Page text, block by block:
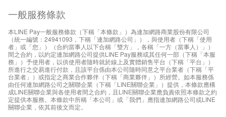
一般服務條款
本LINE Pay一般服務條款（下稱「本條款」）為連加網路商業股份有限公司
（統一編號：24941093，下稱「連加網路公司」），與使用者（下稱「使用
者」或「您」）（合約當事人以下合稱「雙方」，各稱「一方（當事人）」）
間之合約，以約定連加網路公司提供LINE Pay服務或其任何一部（下稱「本服
務」）予使用者，以供使用者隨時就於線上及實體銷售平台（下稱「平台」）
所進行之交易進行付款，且該平台係由本公司隨時同意之平台業者（下稱「平
台業者」）或指定之商業合作夥伴（下稱「商業夥伴」）所經營。如本服務係
由任何連加網路公司之關聯企業（下稱「LINE關聯企業」）提供，本條款應構
成LINE關聯企業與各使用者間之合約，且LINE關聯企業應負責依照本條款之約
定提供本服務。本條款中所稱「本公司」或「我們」應指連加網路公司或LINE
關聯企業，依其前後文而定。